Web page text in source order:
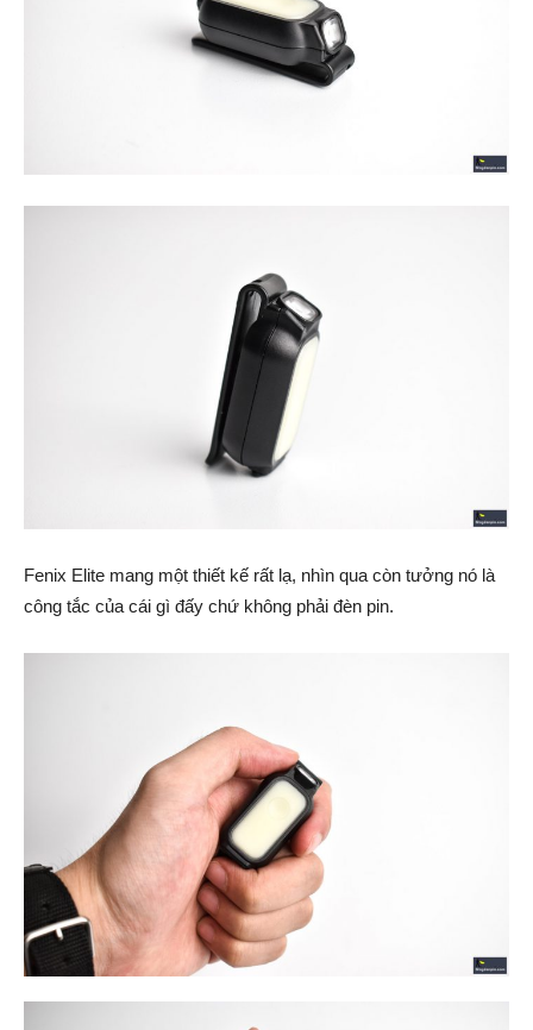
Fenix Elite mang một thiết kế rất lạ, nhìn qua còn tưởng nó là
công tắc của cái gì đấy chứ không phải đèn pin.